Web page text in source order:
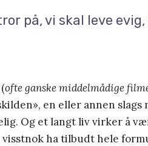
på, vi skal leve
ofte ganske middelmådige
en eller annen
Og et langt liv virker å
ha tilbudt hele